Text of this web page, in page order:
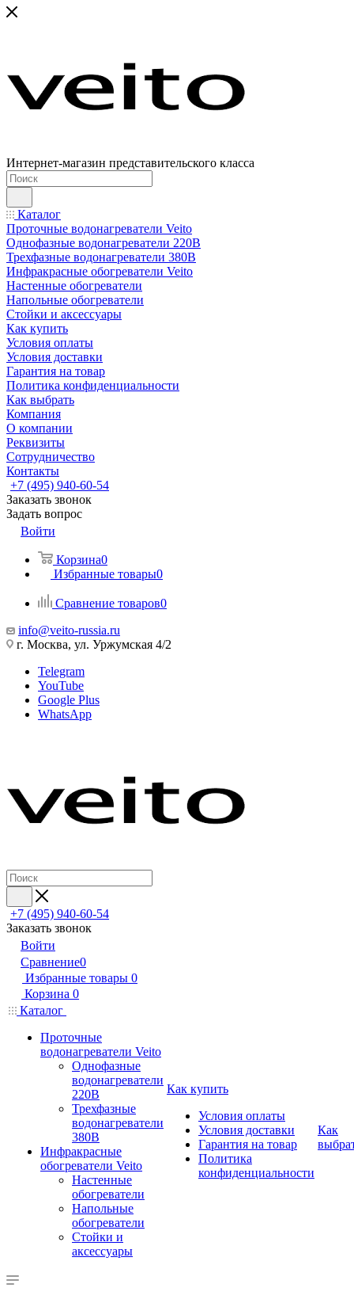
Интернет-магазин представительского класса
Каталог
Проточные водонагреватели Veito
Однофазные водонагреватели 220В
Трехфазные водонагреватели 380В
Инфракрасные обогреватели Veito
Настенные обогреватели
Напольные обогреватели
Стойки и аксессуары
Как купить
Условия оплаты
Условия доставки
Гарантия на товар
Политика конфиденциальности
Как выбрать
Компания
О компании
Реквизиты
Сотрудничество
Контакты
+7 (495) 940-60-54
Заказать звонок
Задать вопрос
Войти
Корзина0
Избранные товары0
Сравнение товаров0
info@veito-russia.ru
г. Москва, ул. Уржумская 4/2
Telegram
YouTube
Google Plus
WhatsApp
+7 (495) 940-60-54
Заказать звонок
Войти
Сравнение0
Избранные товары 0
Корзина 0
Каталог
Проточные
водонагреватели Veito
Однофазные
водонагреватели
220В
Трехфазные
водонагреватели
380В
Инфракрасные
обогреватели Veito
Настенные
обогреватели
Напольные
обогреватели
Стойки и
аксессуары
Как купить
Условия оплаты
Условия доставки
Гарантия на товар
Политика
конфиденциальности
Как